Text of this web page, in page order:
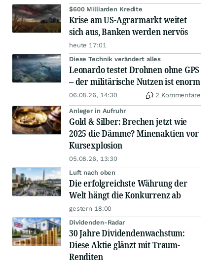
$600 Milliarden Kredite
Krise am US-Agrarmarkt weitet
sich aus, Banken werden nervös
heute 17:01
Diese Technik verändert alles
Leonardo testet Drohnen ohne GPS
– der militärische Nutzen ist enorm
06.08.26, 14:30 2 Kommentare
Anleger in Aufruhr
Gold & Silber: Brechen jetzt wie
2025 die Dämme? Minenaktien vor
Kursexplosion
05.08.26, 13:30
Luft nach oben
Die erfolgreichste Währung der
Welt hängt die Konkurrenz ab
gestern 18:00
Dividenden-Radar
30 Jahre Dividendenwachstum:
Diese Aktie glänzt mit Traum-
Renditen